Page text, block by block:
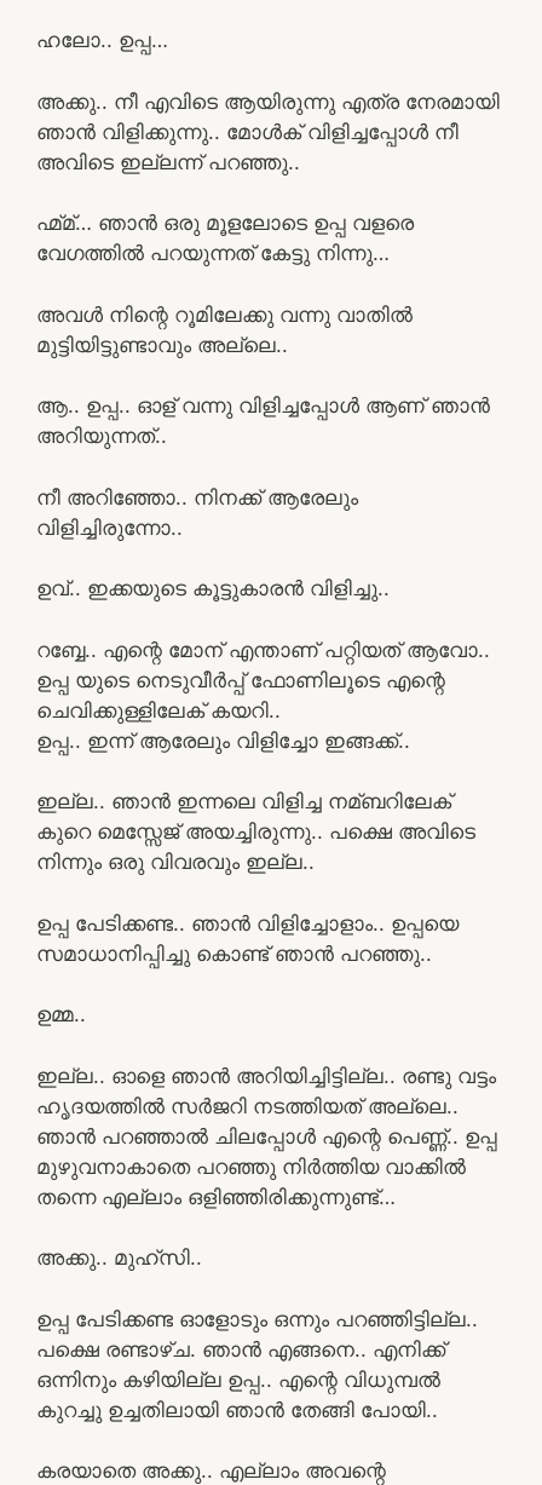
ഹലോ.. ഉപ്പ…
അക്കു.. നീ എവിടെ ആയിരുന്നു എത്ര നേരമായി
ഞാൻ വിളിക്കുന്നു.. മോൾക് വിളിച്ചപ്പോൾ നീ
അവിടെ ഇല്ലന്ന് പറഞ്ഞു..
ഹ്മ്മ്… ഞാൻ ഒരു മൂളലോടെ ഉപ്പ വളരെ
വേഗത്തിൽ പറയുന്നത് കേട്ടു നിന്നു…
അവൾ നിന്റെ റൂമിലേക്കു വന്നു വാതിൽ
മുട്ടിയിട്ടുണ്ടാവും അല്ലെ..
ആ.. ഉപ്പ.. ഓള് വന്നു വിളിച്ചപ്പോൾ ആണ് ഞാൻ
അറിയുന്നത്..
നീ അറിഞ്ഞോ.. നിനക്ക് ആരേലും
വിളിച്ചിരുന്നോ..
ഉവ്.. ഇക്കയുടെ കൂട്ടുകാരൻ വിളിച്ചു..
റബ്ബേ.. എന്റെ മോന് എന്താണ് പറ്റിയത് ആവോ..
ഉപ്പ യുടെ നെടുവീർപ്പ് ഫോണിലൂടെ എന്റെ
ചെവിക്കുള്ളിലേക് കയറി..
ഉപ്പ.. ഇന്ന് ആരേലും വിളിച്ചോ ഇങ്ങക്ക്..
ഇല്ല.. ഞാൻ ഇന്നലെ വിളിച്ച നമ്ബറിലേക്
കുറെ മെസ്സേജ് അയച്ചിരുന്നു.. പക്ഷെ അവിടെ
നിന്നും ഒരു വിവരവും ഇല്ല..
ഉപ്പ പേടിക്കണ്ട.. ഞാൻ വിളിച്ചോളാം.. ഉപ്പയെ
സമാധാനിപ്പിച്ചു കൊണ്ട് ഞാൻ പറഞ്ഞു..
ഉമ്മ..
ഇല്ല.. ഓളെ ഞാൻ അറിയിച്ചിട്ടില്ല.. രണ്ടു വട്ടം
ഹൃദയത്തിൽ സർജറി നടത്തിയത് അല്ലെ..
ഞാൻ പറഞ്ഞാൽ ചിലപ്പോൾ എന്റെ പെണ്ണ്.. ഉപ്പ
മുഴുവനാകാതെ പറഞ്ഞു നിർത്തിയ വാക്കിൽ
തന്നെ എല്ലാം ഒളിഞ്ഞിരിക്കുന്നുണ്ട്…
അക്കു.. മുഹ്സി..
ഉപ്പ പേടിക്കണ്ട ഓളോടും ഒന്നും പറഞ്ഞിട്ടില്ല..
പക്ഷെ രണ്ടാഴ്ച. ഞാൻ എങ്ങനെ.. എനിക്ക്
ഒന്നിനും കഴിയില്ല ഉപ്പ.. എന്റെ വിധുമ്പൽ
കുറച്ചു ഉച്ചതിലായി ഞാൻ തേങ്ങി പോയി..
കരയാതെ അക്കു.. എല്ലാം അവന്റെ